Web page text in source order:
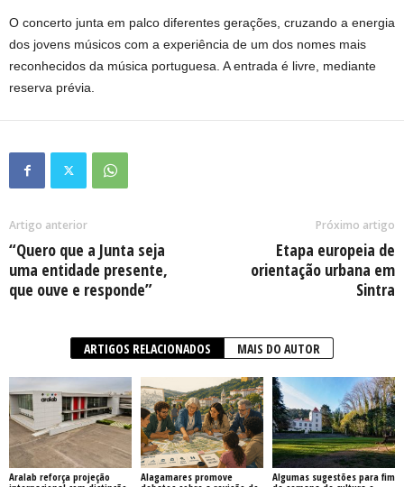
O concerto junta em palco diferentes gerações, cruzando a energia
dos jovens músicos com a experiência de um dos nomes mais
reconhecidos da música portuguesa. A entrada é livre, mediante
reserva prévia.
Artigo anterior
“Quero que a Junta seja
uma entidade presente,
que ouve e responde”
Próximo artigo
Etapa europeia de
orientação urbana em
Sintra
ARTIGOS RELACIONADOS MAIS DO AUTOR
Aralab reforça projeção
Alagamares promove
Algumas sugestões para fim